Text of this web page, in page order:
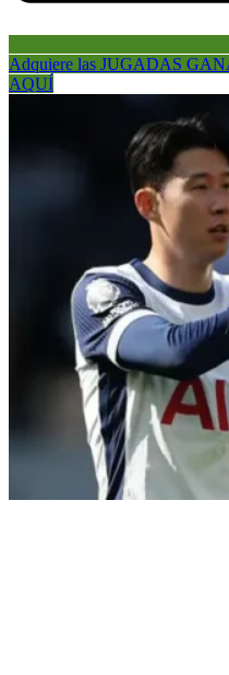
Adquiere las JUGADAS
AQUÍ